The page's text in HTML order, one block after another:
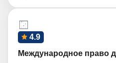
4.9
Международное право